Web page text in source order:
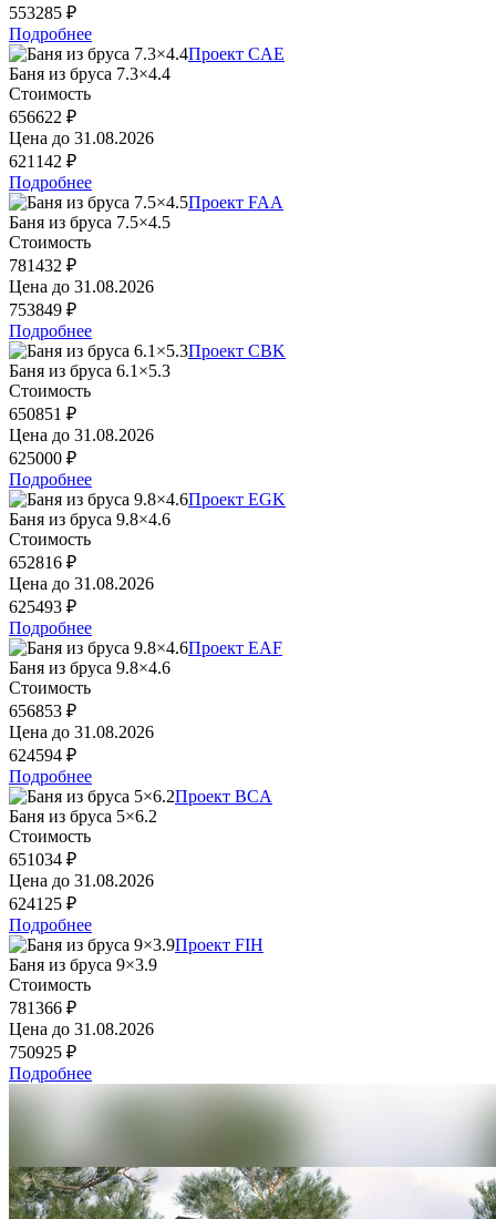
553285 ₽
Подробнее
Проект CAE
Баня из бруса 7.3×4.4
Стоимость
656622 ₽
Цена до 31.08.2026
621142 ₽
Подробнее
Проект FAA
Баня из бруса 7.5×4.5
Стоимость
781432 ₽
Цена до 31.08.2026
753849 ₽
Подробнее
Проект CBK
Баня из бруса 6.1×5.3
Стоимость
650851 ₽
Цена до 31.08.2026
625000 ₽
Подробнее
Проект EGK
Баня из бруса 9.8×4.6
Стоимость
652816 ₽
Цена до 31.08.2026
625493 ₽
Подробнее
Проект EAF
Баня из бруса 9.8×4.6
Стоимость
656853 ₽
Цена до 31.08.2026
624594 ₽
Подробнее
Проект BCA
Баня из бруса 5×6.2
Стоимость
651034 ₽
Цена до 31.08.2026
624125 ₽
Подробнее
Проект FIH
Баня из бруса 9×3.9
Стоимость
781366 ₽
Цена до 31.08.2026
750925 ₽
Подробнее